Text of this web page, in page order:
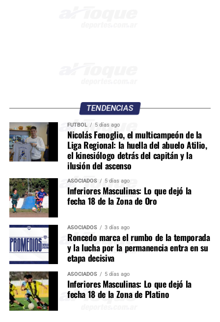
TENDENCIAS
FÚTBOL 5 días ago
Nicolás Fenoglio, el multicampeón de la
Liga Regional: la huella del abuelo Atilio,
el kinesiólogo detrás del capitán y la
ilusión del ascenso
ASOCIADOS 5 días ago
Inferiores Masculinas: Lo que dejó la
fecha 18 de la Zona de Oro
ASOCIADOS 3 días ago
Roncedo marca el rumbo de la temporada
y la lucha por la permanencia entra en su
etapa decisiva
ASOCIADOS 5 días ago
Inferiores Masculinas: Lo que dejó la
fecha 18 de la Zona de Platino